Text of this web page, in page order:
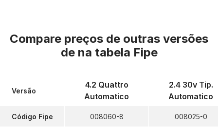
Compare preços de outras versões
de na tabela Fipe
Versão
Código Fipe
4.2 Quattro
Automatico
008060-8
2.4 30v Tip.
Automatico
008025-0